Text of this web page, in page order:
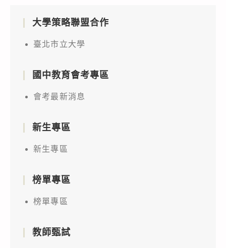
大學策略聯盟合作
臺北市立大學
國中教育會考專區
會考最新消息
新生專區
新生專區
榜單專區
榜單專區
教師甄試